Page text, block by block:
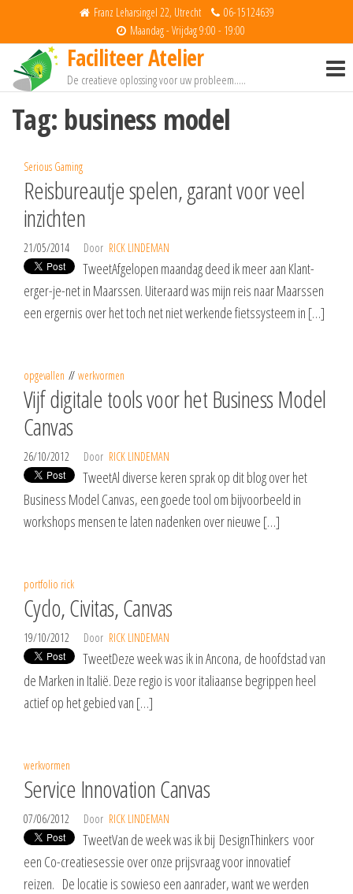
inhoud
Franz Leharsingel 22, Utrecht
06-15124639
Maandag - Vrijdag 9:00 - 19:00
Faciliteer Atelier
De creatieve oplossing voor uw probleem…..
Tag: business model
Serious Gaming
Reisbureautje spelen, garant voor veel
inzichten
21/05/2014 Door RICK LINDEMAN
TweetAfgelopen maandag deed ik meer aan Klant-
erger-je-net in Maarssen. Uiteraard was mijn reis naar Maarssen
een ergernis over het toch net niet werkende fietssysteem in […]
opgevallen werkvormen
Vijf digitale tools voor het Business Model
Canvas
26/10/2012 Door RICK LINDEMAN
TweetAl diverse keren sprak op dit blog over het
Business Model Canvas, een goede tool om bijvoorbeeld in
workshops mensen te laten nadenken over nieuwe […]
portfolio rick
Cyclo, Civitas, Canvas
19/10/2012 Door RICK LINDEMAN
TweetDeze week was ik in Ancona, de hoofdstad van
de Marken in Italië. Deze regio is voor italiaanse begrippen heel
actief op het gebied van […]
werkvormen
Service Innovation Canvas
07/06/2012 Door RICK LINDEMAN
TweetVan de week was ik bij DesignThinkers voor
een Co-creatiesessie over onze prijsvraag voor innovatief
reizen. De locatie is sowieso een aanrader, want we werden